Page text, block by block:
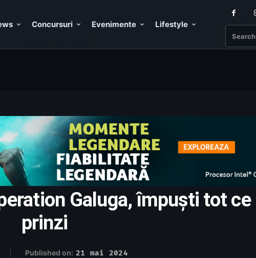
Concursuri Evenimente Lifestyle
Search
Galuga, împuști tot ce
prinzi
Published on: 21 mai 2024